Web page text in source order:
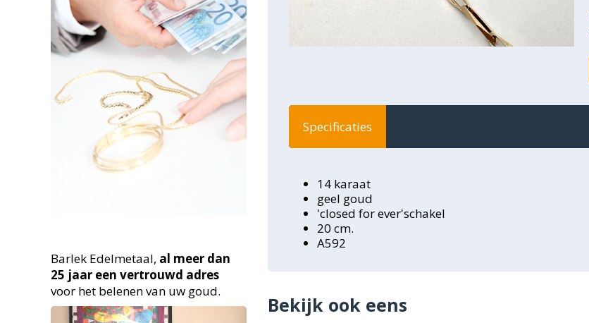
Barlek Edelmetaal, al meer dan
25 jaar een vertrouwd adres
voor het belenen van uw goud.
Specificaties
14 karaat
geel goud
'closed for ever'schakel
20 cm.
A592
Bekijk ook eens